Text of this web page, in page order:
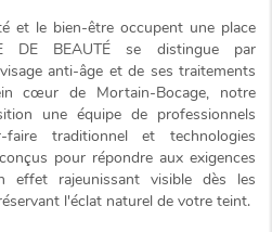
et le bien-être occupent une place
DE BEAUTÉ se distingue par
anti-âge et de ses traitements
cœur de Mortain-Bocage, notre
une équipe de professionnels
traditionnel et technologies
pour répondre aux exigences
effet rajeunissant visibledès les
l'éclat naturel de votre teint.